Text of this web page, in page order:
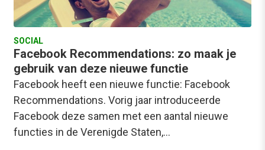
SOCIAL
Facebook Recommendations: zo maak je
gebruik van deze nieuwe functie
Facebook heeft een nieuwe functie: Facebook
Recommendations. Vorig jaar introduceerde
Facebook deze samen met een aantal nieuwe
functies in de Verenigde Staten,…